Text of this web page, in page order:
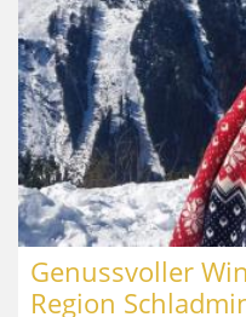
Genussvoller
Region